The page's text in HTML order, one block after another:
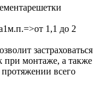
1,1 до 2
застраховаться
при монтаже, а также
всего